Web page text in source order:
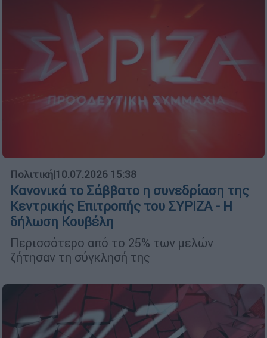
Πολιτική|10.07.2026 15:38
Κανονικά το Σάββατο η συνεδρίαση της
Κεντρικής Επιτροπής του ΣΥΡΙΖΑ - Η
δήλωση Κουβέλη
Περισσότερο από το 25% των μελών
ζήτησαν τη σύγκλησή της